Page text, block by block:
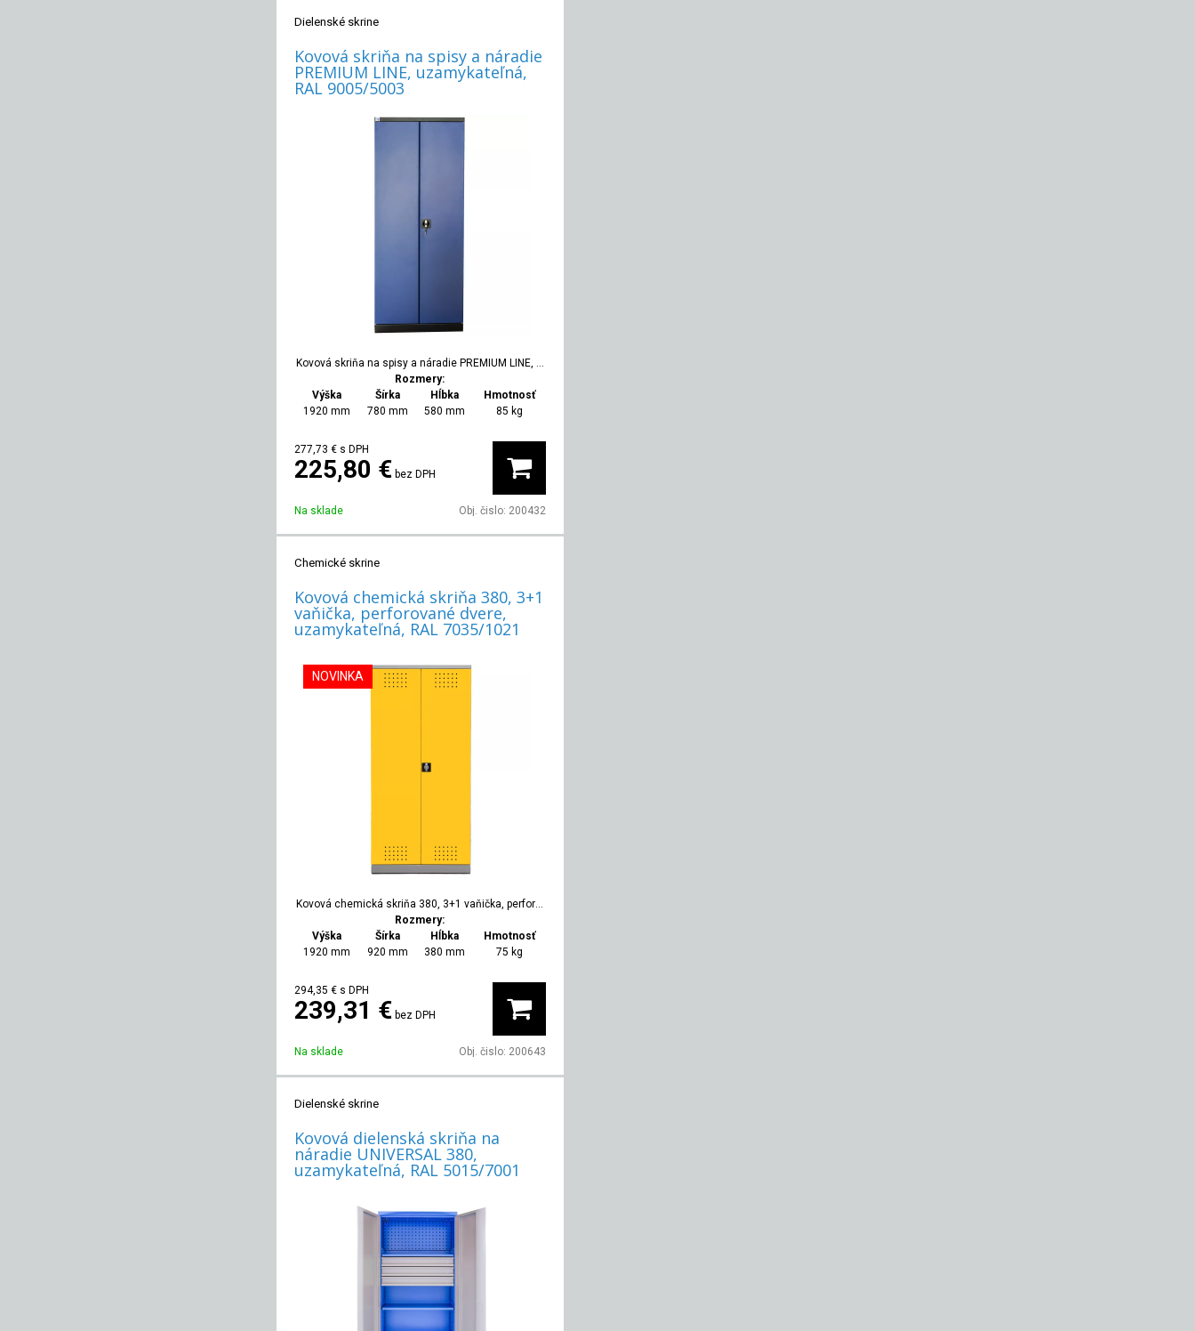
Dielenské skrine
Kovová skriňa na spisy a náradie
PREMIUM LINE, uzamykateľná,
RAL 9005/5003
Kovová skriňa na spisy a náradie PREMIUM LINE, uzamykateľná, RAL 9005/5003
Rozmery:
Výška
Šírka Hĺbka
Hmotnosť
1920 mm
780 mm 580 mm 85 kg
277,73 € s DPH
225,80 € bez DPH
Na sklade Obj. čislo: 200432
Chemické skrine
Kovová chemická skriňa 380, 3+1
vaňička, perforované dvere,
uzamykateľná, RAL 7035/1021
NOVINKA
Kovová chemická skriňa 380, 3+1 vaňička, perforované dvere, uzamykateľná, RAL 7035/1021
Rozmery:
Výška
Šírka Hĺbka
Hmotnosť
1920 mm
920 mm 380 mm 75 kg
294,35 € s DPH
239,31 € bez DPH
Na sklade Obj. čislo: 200643
Dielenské skrine
Kovová dielenská skriňa na
náradie UNIVERSAL 380,
uzamykateľná, RAL 5015/7001